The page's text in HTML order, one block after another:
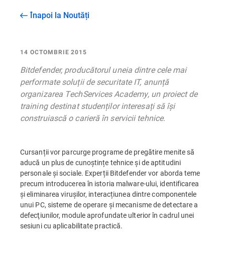
Înapoi la Noutăți
14 OCTOMBRIE 2015
Bitdefender, producătorul uneia dintre cele mai
performate soluții de securitate IT, anunță
organizarea TechServices Academy, un proiect de
training destinat studenților interesați să își
construiască o carieră în servicii tehnice.
Cursanții vor parcurge programe de pregătire menite să
aducă un plus de cunoștințe tehnice și de aptitudini
personale și sociale. Experții Bitdefender vor aborda teme
precum introducerea în istoria malware-ului, identificarea
și eliminarea virușilor, interacțiunea dintre componentele
unui PC, sisteme de operare și mecanisme de detectare a
defecţiunilor, module aprofundate ulterior în cadrul unei
sesiuni cu aplicabilitate practică.